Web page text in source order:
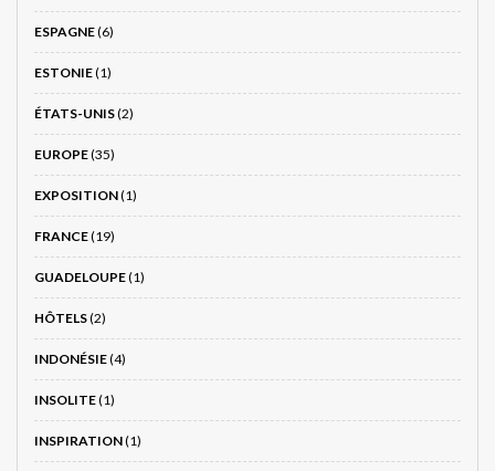
ESPAGNE(6)
ESTONIE(1)
ÉTATS-UNIS(2)
EUROPE(35)
EXPOSITION(1)
FRANCE(19)
GUADELOUPE(1)
HÔTELS(2)
INDONÉSIE(4)
INSOLITE(1)
INSPIRATION(1)